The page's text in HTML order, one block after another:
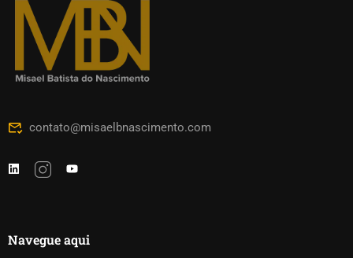
contato@misaelbnascimento.com
Navegue aqui